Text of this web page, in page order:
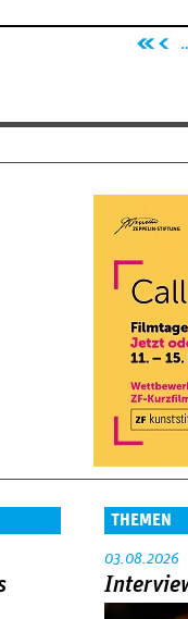
e
e
er
Se
it
THEMEN
03.08.2026